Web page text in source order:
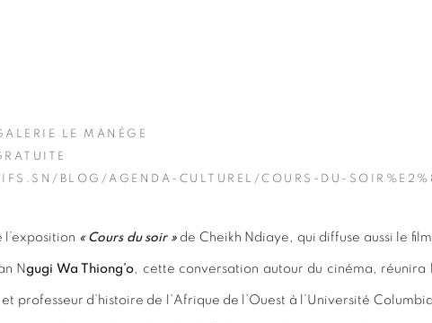
LE MANÈGE
BLOG/AGENDA-CULTUREL/COURS-DU-
« Cours du soir »de Cheikh Ndiaye, qui diffuse aussi le film
Ngugi Wa Thiong’o , cette conversation autour du cinéma, réunira
et professeur d’histoire de l’Afrique de l’Ouest à l’Université